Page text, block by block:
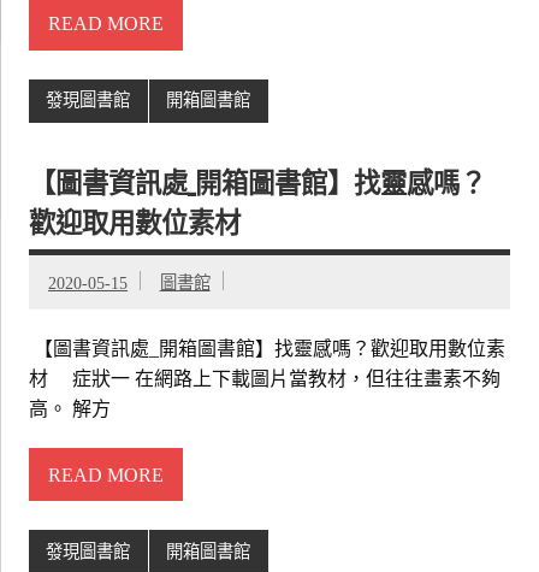
READ MORE
發現圖書館 開箱圖書館
【圖書資訊處_開箱圖書館】找靈感嗎？
歡迎取用數位素材
2020-05-15 圖書館
【圖書資訊處_開箱圖書館】找靈感嗎？歡迎取用數位素
材 症狀一 在網路上下載圖片當教材，但往往畫素不夠
高。 解方
READ MORE
發現圖書館 開箱圖書館